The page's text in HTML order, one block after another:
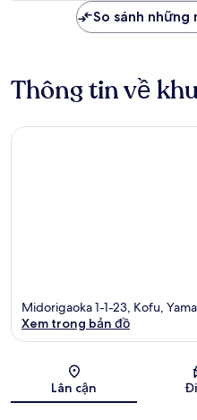
So sánh
Thông tin về
Midorigaoka 1-1-23, Kofu,
Xem trong bản đồ
Lân cận